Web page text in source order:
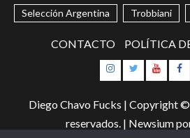
Selección Argentina Trobbiani
CONTACTO POLÍTICA
Instagram
Twitter
Diego Chavo Fucks | Copyright
reservados. | Newsium